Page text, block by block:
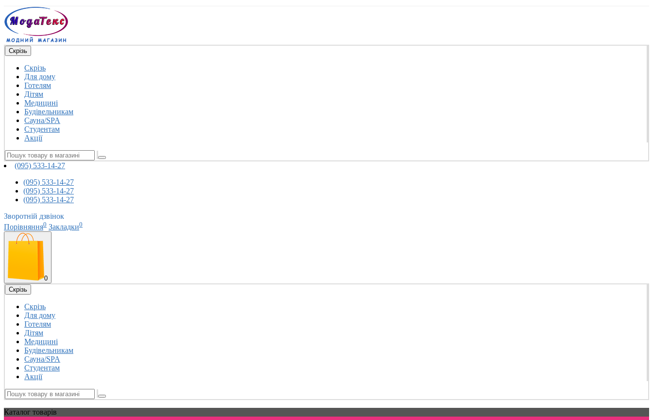
Скрізь
Скрізь
Для дому
Готелям
Дітям
Медицині
Будівельникам
Сауна/SPA
Студентам
Акції
(095) 533-14-27
(095) 533-14-27
(095) 533-14-27
(095) 533-14-27
Зворотній дзвінок
Порівняння0 Закладки0
0
Скрізь
Скрізь
Для дому
Готелям
Дітям
Медицині
Будівельникам
Сауна/SPA
Студентам
Акції
Каталог товарів